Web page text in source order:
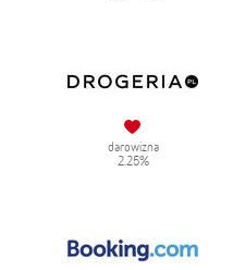
darowizna
2.25%